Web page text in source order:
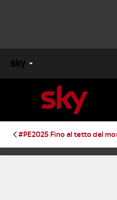
#PE2025 Fino al tetto del